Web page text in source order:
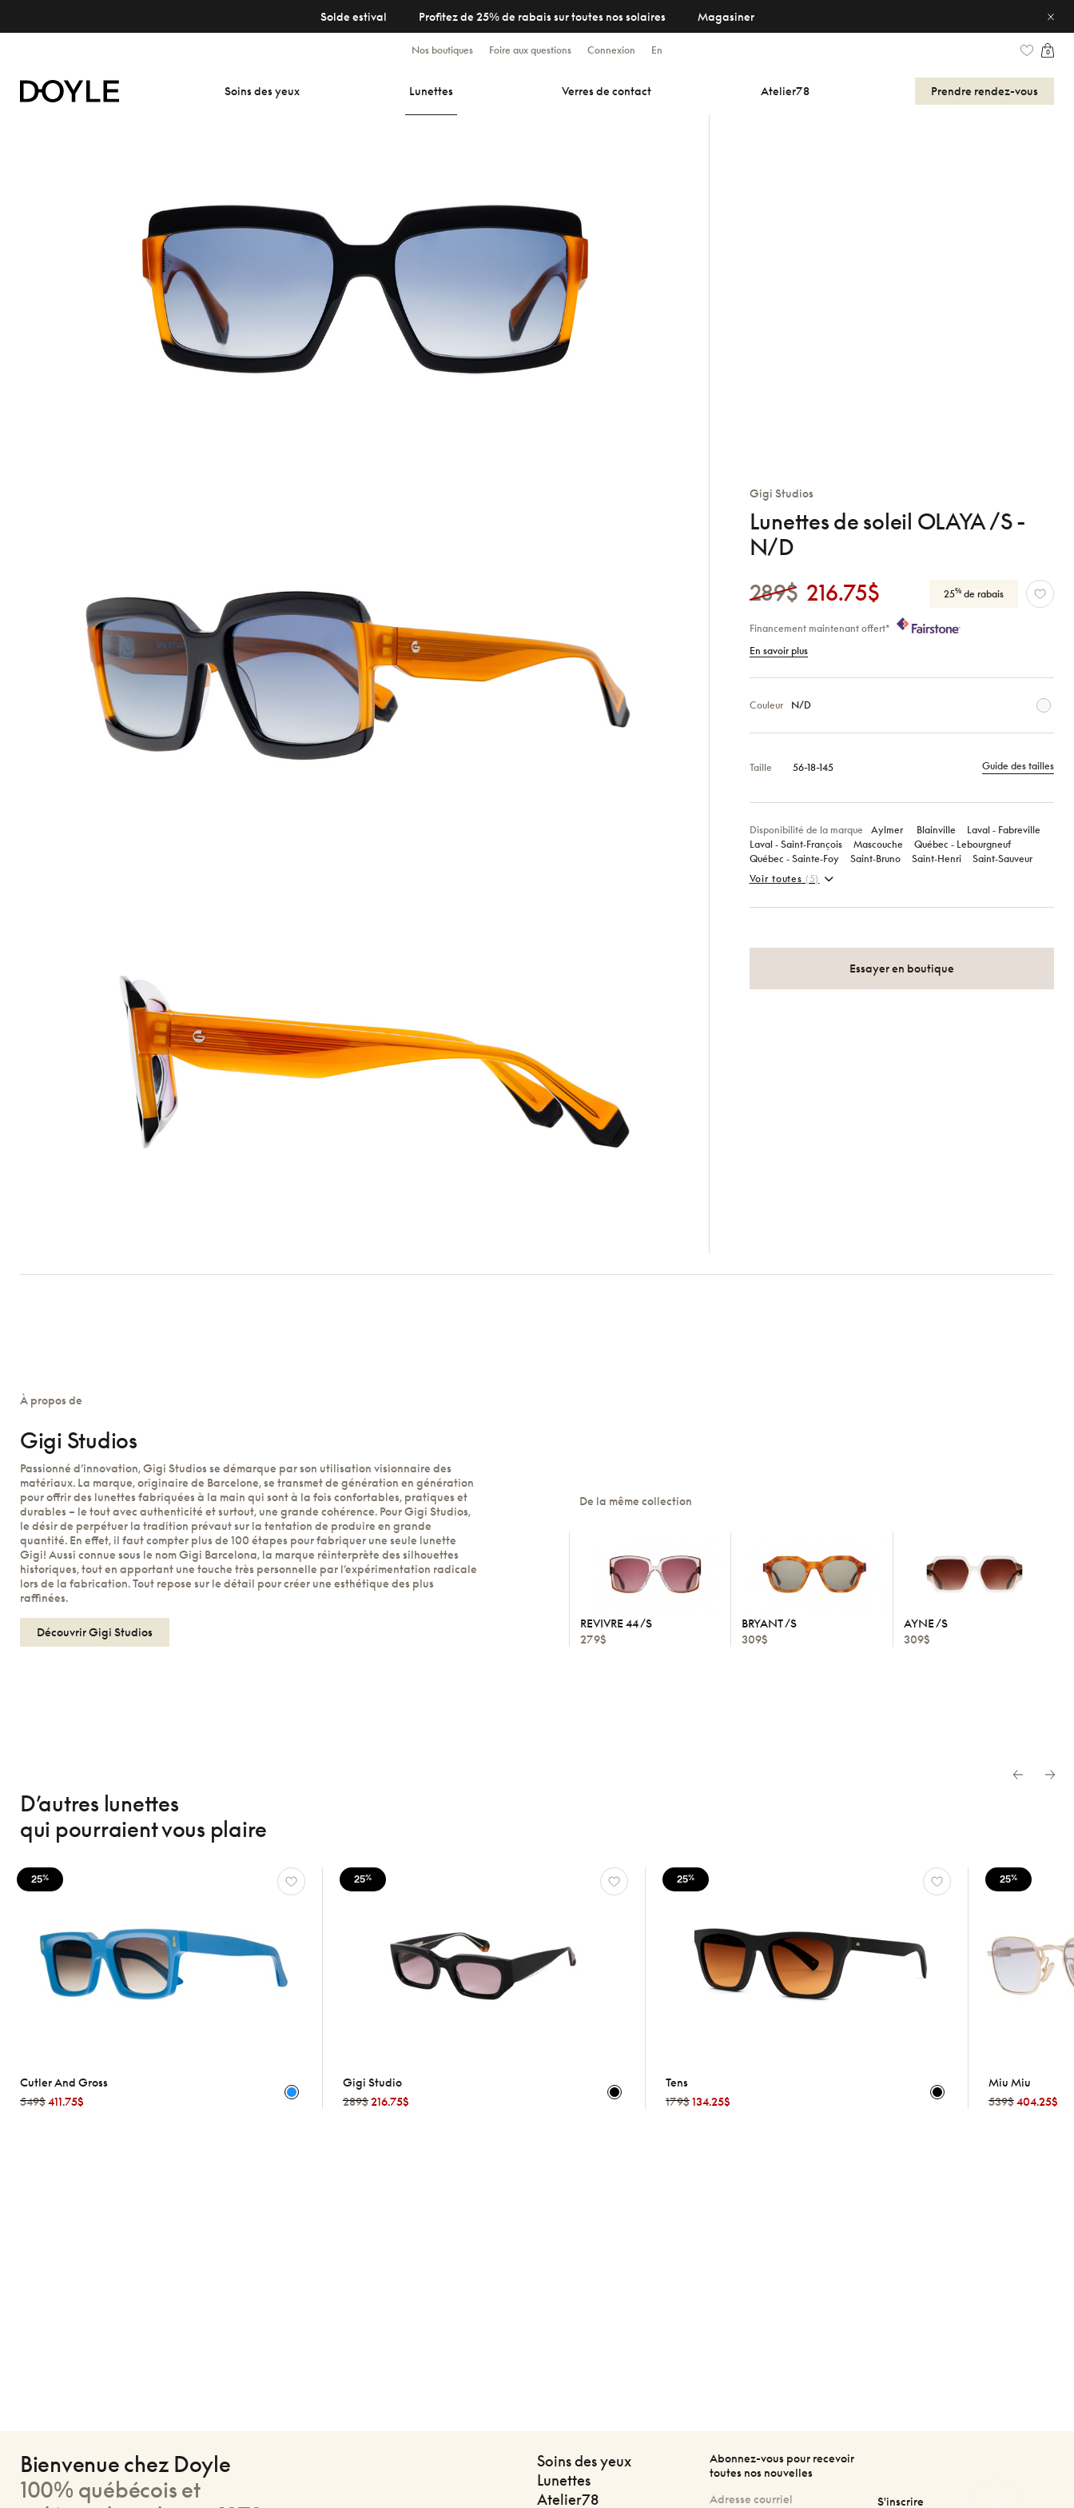
Solde estival Profitez de 25% de rabais sur toutes nos solaires Magasiner
Nos boutiques Foire aux questions Connexion En 0
Soins des yeux Lunettes Verres de contact Atelier78 Prendre rendez-vous
Gigi Studios
Lunettes de soleil OLAYA /S -
N/D
289$ 216.75$ 25%de rabais
Financement maintenant offert*
En savoir plus
Couleur N/D
Taille 56-18-145 Guide des tailles
Disponibilité de la marque Aylmer Blainville
Laval ‑ Fabreville
Laval ‑ Saint‑François
Mascouche
Québec ‑ Lebourgneuf
Québec ‑ Sainte‑Foy
Saint‑Bruno Saint‑Henri
Saint‑Sauveur
Voir toutes (5)
Essayer en boutique
À propos de
Gigi Studios
Passionné d’innovation, Gigi Studios se démarque par son utilisation visionnaire des
matériaux. La marque, originaire de Barcelone, se transmet de génération en génération
pour offrir des lunettes fabriquées à la main qui sont à la fois confortables, pratiques et
durables – le tout avec authenticité et surtout, une grande cohérence. Pour Gigi Studios,
le désir de perpétuer la tradition prévaut sur la tentation de produire en grande
quantité. En effet, il faut compter plus de 100 étapes pour fabriquer une seule lunette
Gigi! Aussi connue sous le nom Gigi Barcelona, la marque réinterprète des silhouettes
historiques, tout en apportant une touche très personnelle par l’expérimentation radicale
lors de la fabrication. Tout repose sur le détail pour créer une esthétique des plus
raffinées.
Découvrir Gigi Studios
De la même collection
REVIVRE 44 /S
279$
BRYANT /S
309$
AYNE /S
309$
D’autres lunettes
qui pourraient vous plaire
Cutler And Gross
549$411.75$
25%
Gigi Studio
289$216.75$
25%
Tens
179$134.25$
25%
Miu Miu
539$404.25$
25%
Bienvenue chez Doyle
100% québécois et
Soins des yeux
Lunettes
Atelier78
Abonnez-vous pour recevoir
toutes nos nouvelles
S'inscrire